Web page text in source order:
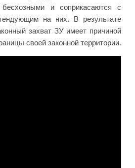
бесхозными и соприкасаются с
на них. В результате
захват ЗУ имеет причиной
своей законной территории.